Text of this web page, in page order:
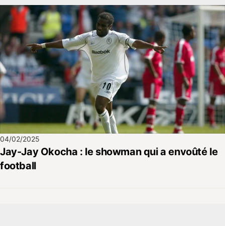
04/02/2025
Jay-Jay Okocha : le showman qui a envoûté le
football